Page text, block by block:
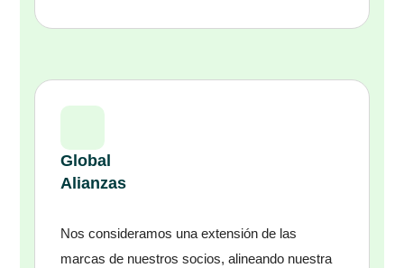
Global
Alianzas
Nos consideramos una extensión de las
marcas de nuestros socios, alineando nuestra